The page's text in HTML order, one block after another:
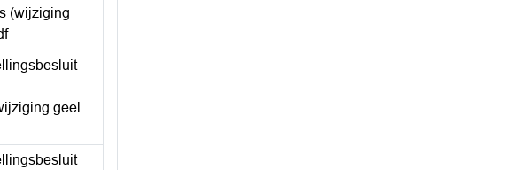
(wijziging
geel